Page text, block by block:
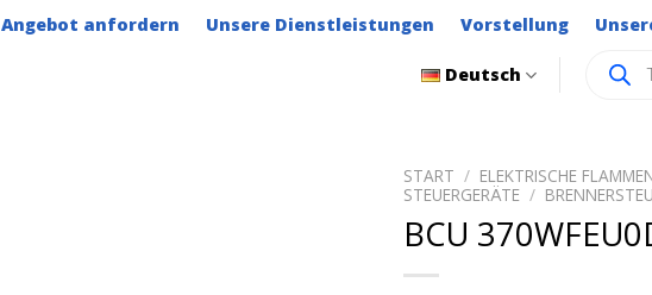
Angebot anfordern Unsere Dienstleistungen Vorstellung
Deutsch search
START / ELEKTRISCHE
STEUERGERÄTE /
BCU